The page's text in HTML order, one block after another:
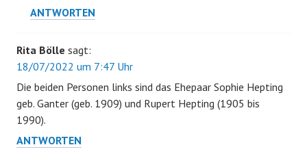
ANTWORTEN
Rita Bölle sagt:
18/07/2022 um 7:47 Uhr
Die beiden Personen links sind das Ehepaar Sophie Hepting
geb. Ganter (geb. 1909) und Rupert Hepting (1905 bis
1990).
ANTWORTEN